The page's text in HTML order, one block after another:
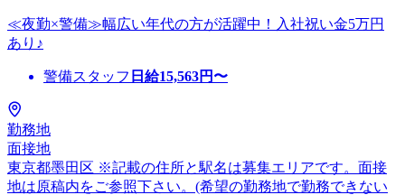
≪夜勤×警備≫幅広い年代の方が活躍中！入社祝い金5万円
あり♪
警備スタッフ 日給15,563円〜
勤務地
面接地
東京都墨田区 ※記載の住所と駅名は募集エリアです。面接
地は原稿内をご参照下さい。(希望の勤務地で勤務できない